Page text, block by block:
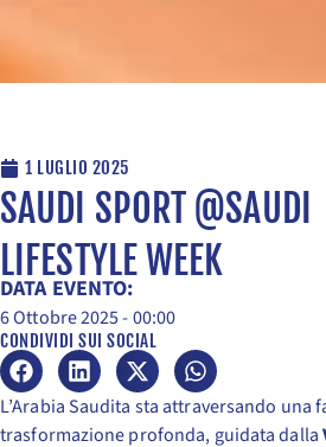
1 LUGLIO 2025
SAUDI SPORT @SAUDI
LIFESTYLE WEEK
DATA EVENTO:
6 Ottobre 2025 - 00:00
CONDIVIDI SUI SOCIAL
L’Arabia Saudita sta attraversando una
trasformazione profonda, guidata dalla